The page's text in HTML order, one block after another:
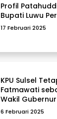
Profil
Bupati Luwu
17 Februari 2025
KPU Sulsel
Fatmawati
Wakil Gubernur
6 Februari 2025